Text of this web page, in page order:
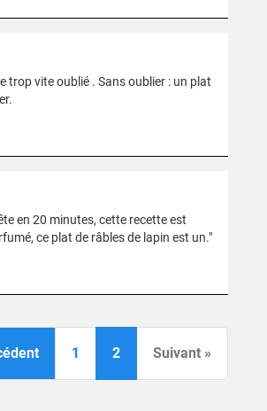
trop vite oublié . Sans oublier : un plat
en 20 minutes, cette recette est
ce plat de râbles de lapin est un."
1 2 Suivant »